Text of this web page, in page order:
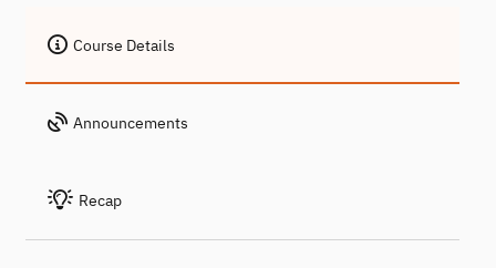
Course Details
Announcements
Recap